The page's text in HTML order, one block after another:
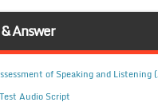
Answer
of Speaking and
Audio Script